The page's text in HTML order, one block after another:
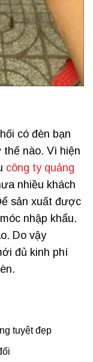
có đèn bạn
nào. Vì hiện
công ty quảng
nhiều khách
sản xuất được
nhập khẩu.
Do vậy
đủ kinh phí
tuyệt đẹp